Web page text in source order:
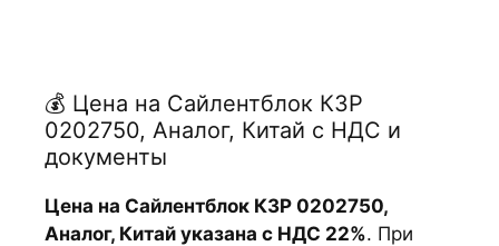
💰 Цена на Сайлентблок КЗР
0202750, Аналог, Китай с НДС и
документы
Цена на Сайлентблок КЗР 0202750,
Аналог, Китай указана с НДС 22%. При